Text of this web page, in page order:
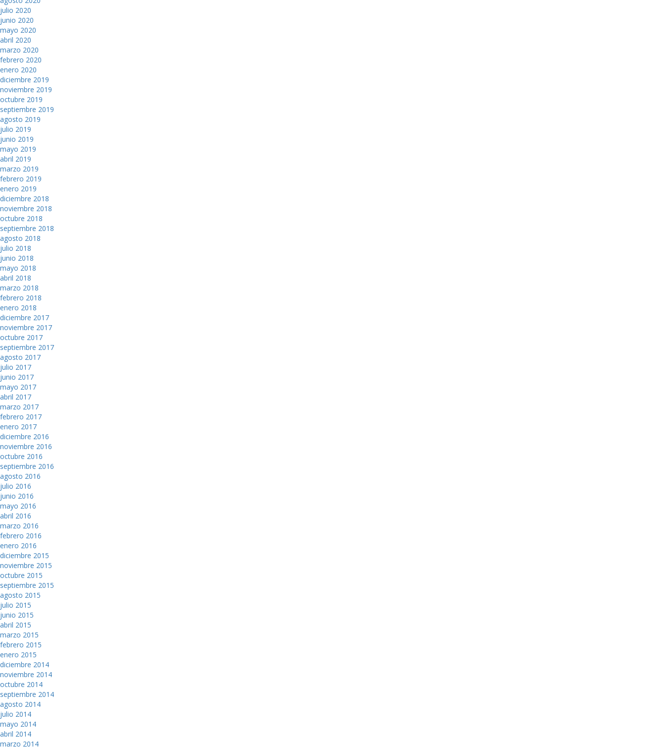
julio 2020
junio 2020
mayo 2020
abril 2020
marzo 2020
febrero 2020
enero 2020
diciembre 2019
noviembre 2019
octubre 2019
septiembre 2019
agosto 2019
julio 2019
junio 2019
mayo 2019
abril 2019
marzo 2019
febrero 2019
enero 2019
diciembre 2018
noviembre 2018
octubre 2018
septiembre 2018
agosto 2018
julio 2018
junio 2018
mayo 2018
abril 2018
marzo 2018
febrero 2018
enero 2018
diciembre 2017
noviembre 2017
octubre 2017
septiembre 2017
agosto 2017
julio 2017
junio 2017
mayo 2017
abril 2017
marzo 2017
febrero 2017
enero 2017
diciembre 2016
noviembre 2016
octubre 2016
septiembre 2016
agosto 2016
julio 2016
junio 2016
mayo 2016
abril 2016
marzo 2016
febrero 2016
enero 2016
diciembre 2015
noviembre 2015
octubre 2015
septiembre 2015
agosto 2015
julio 2015
junio 2015
abril 2015
marzo 2015
febrero 2015
enero 2015
diciembre 2014
noviembre 2014
octubre 2014
septiembre 2014
agosto 2014
julio 2014
mayo 2014
abril 2014
marzo 2014